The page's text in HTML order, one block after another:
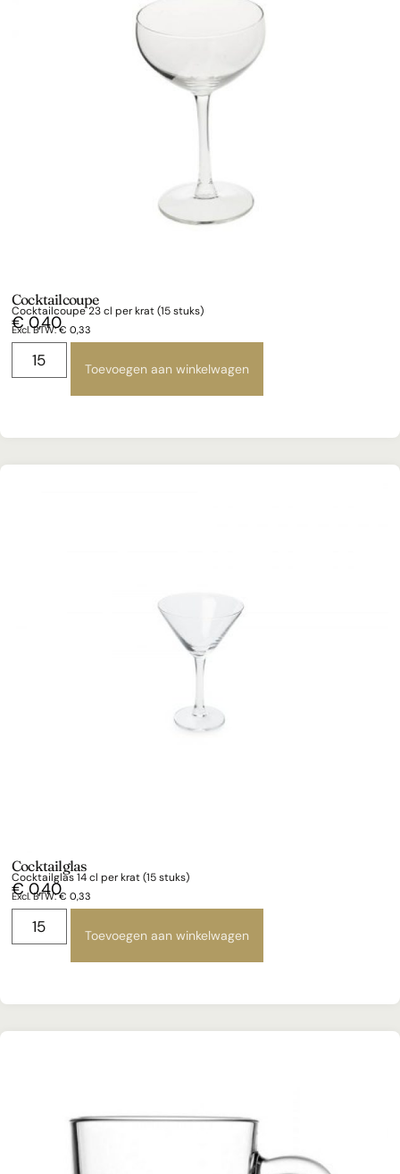
Cocktailcoupe
Cocktailcoupe 23 cl per krat (15 stuks)
€0,40
Excl. BTW:€ 0,33
Toevoegen aan winkelwagen
Cocktailglas
Cocktailglas 14 cl per krat (15 stuks)
€0,40
Excl. BTW:€ 0,33
Toevoegen aan winkelwagen